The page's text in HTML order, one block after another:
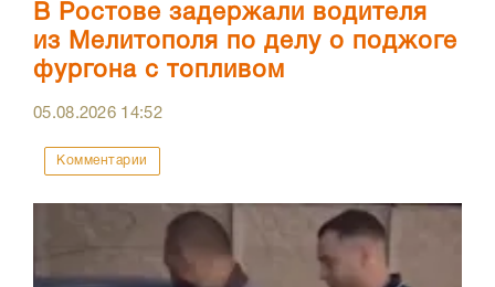
В Ростове задержали водителя
из Мелитополя по делу о поджоге
фургона с топливом
05.08.2026 14:52
Комментарии